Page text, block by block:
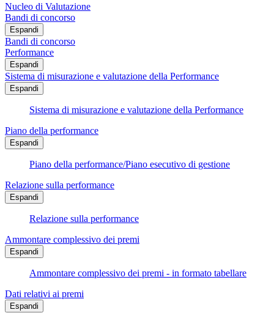
Nucleo di Valutazione
Bandi di concorso
Espandi
Bandi di concorso
Performance
Espandi
Sistema di misurazione e valutazione della Performance
Espandi
Sistema di misurazione e valutazione della Performance
Piano della performance
Espandi
Piano della performance/Piano esecutivo di gestione
Relazione sulla performance
Espandi
Relazione sulla performance
Ammontare complessivo dei premi
Espandi
Ammontare complessivo dei premi - in formato tabellare
Dati relativi ai premi
Espandi